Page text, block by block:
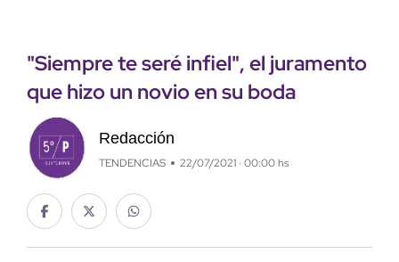
"Siempre te seré infiel", el juramento
que hizo un novio en su boda
Redacción
TENDENCIAS 22/07/2021 · 00:00 hs